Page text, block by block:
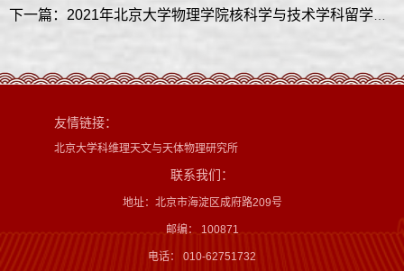
友情链接：
北京大学科维理天文与天体物理研究所
联系我们：
地址：北京市海淀区成府路209号
邮编： 100871
电话： 010-62751732